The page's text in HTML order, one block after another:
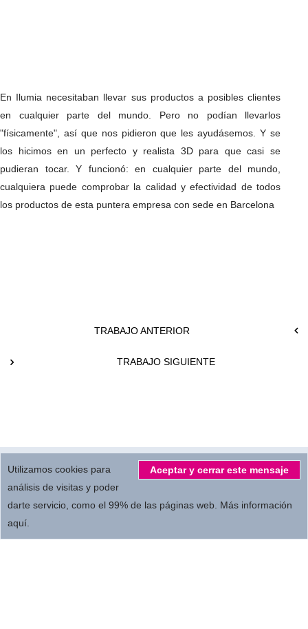
En Ilumia necesitaban llevar sus productos a posibles clientes
en cualquier parte del mundo. Pero no podían llevarlos
"físicamente", así que nos pidieron que les ayudásemos. Y se
los hicimos en un perfecto y realista 3D para que casi se
pudieran tocar. Y funcionó: en cualquier parte del mundo,
cualquiera puede comprobar la calidad y efectividad de todos
los productos de esta puntera empresa con sede en Barcelona
TRABAJO ANTERIOR
TRABAJO SIGUIENTE
All Rights reserved byMBC Servicios Audiovisuales S.L.
Aceptar y cerrar este mensaje
Utilizamos cookies para
análisis de visitas y poder
darte servicio, como el 99% de las páginas web. Más información
aquí